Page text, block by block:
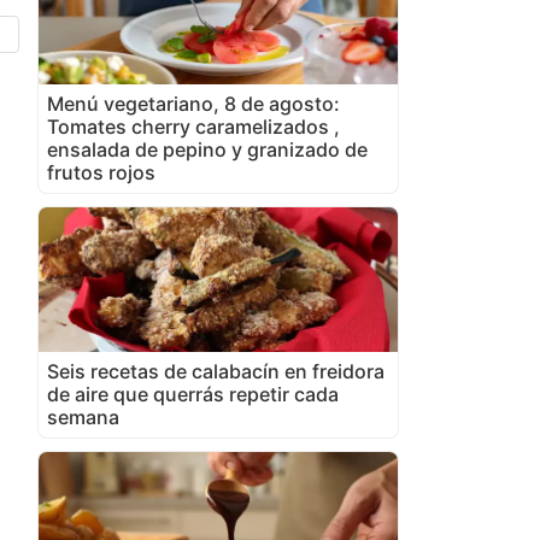
Menú vegetariano, 8 de agosto:
Tomates cherry caramelizados ,
ensalada de pepino y granizado de
frutos rojos
Seis recetas de calabacín en freidora
de aire que querrás repetir cada
semana